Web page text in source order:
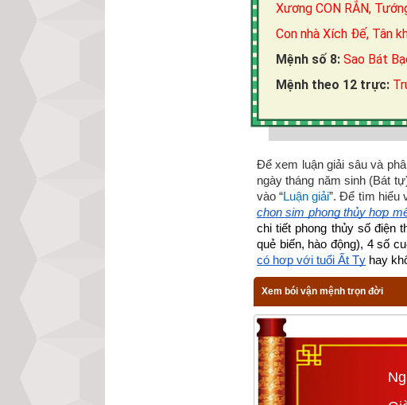
Xương CON RẮN,
Con nhà Xích Ðế, Tân
Mệnh số 8: Sao Bát
Mệnh theo 12 trực:
Để xem luận giải sâu và
ngày tháng năm sinh (Bát
vào “Luận giải”. Để tìm hiểu
chọn sim phong thủy hợp
chi tiết phong thủy số điện
quẻ biến, hào động), 4 số
có hợp với tuổi Ất Tỵ hay
Xem bói vận mệnh trọn đời